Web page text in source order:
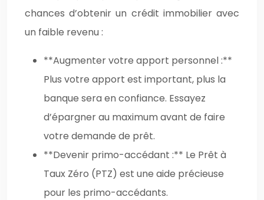
chances d’obtenir un crédit immobilier avec
un faible revenu :
**Augmenter votre apport personnel :**
Plus votre apport est important, plus la
banque sera en confiance. Essayez
d’épargner au maximum avant de faire
votre demande de prêt.
**Devenir primo-accédant :** Le Prêt à
Taux Zéro (PTZ) est une aide précieuse
pour les primo-accédants.